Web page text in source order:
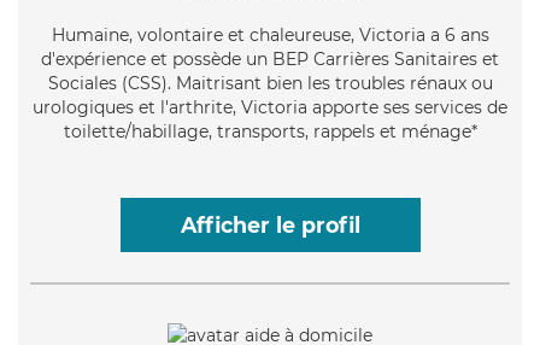
Humaine, volontaire et chaleureuse, Victoria a 6 ans
d'expérience et possède un BEP Carrières Sanitaires et
Sociales (CSS). Maitrisant bien les troubles rénaux ou
urologiques et l'arthrite, Victoria apporte ses services de
toilette/habillage, transports, rappels et ménage*
Afficher le profil